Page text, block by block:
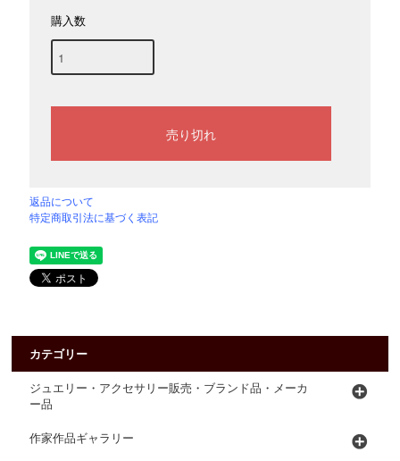
購入数
返品について
特定商取引法に基づく表記
カテゴリー
ジュエリー・アクセサリー販売・ブランド品・メーカ
ー品
作家作品ギャラリー